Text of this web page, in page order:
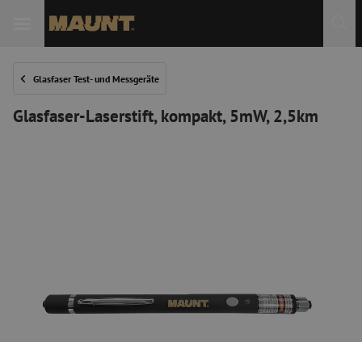
Glasfaser Test- und Messgeräte
Glasfaser-Laserstift, kompakt, 5mW, 2,5km